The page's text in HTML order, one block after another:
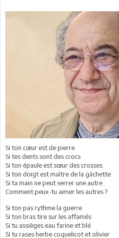
Si ton cœur est de pierre
Si tes dents sont des crocs
Si ton épaule est sœur des crosses
Si ton doigt est maître de la gâchette
Si ta main ne peut serrer une autre
Comment peux-tu aimer les autres ?
Si ton pas rythme la guerre
Si ton bras tire sur les affamés
Si tu assièges eau farine et blé
Si tu rases herbe coquelicot et olivier